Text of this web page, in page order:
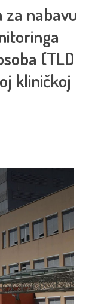
za nabavu
(TLD
kliničkoj